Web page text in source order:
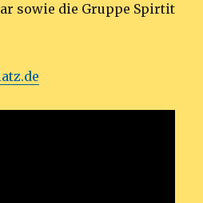
sowie die Gruppe Spirtit